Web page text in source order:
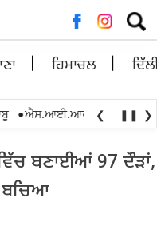
for:
ਹਿਮਾਚਲ
• ਐਸ.ਆਈ.ਆਰ.2026 ਦੌਰਾਨ
❮ ❚❚ ❯
ਬਣਾਈਆਂ 97 ਦੌੜਾਂ,
ਬਚਿਆ